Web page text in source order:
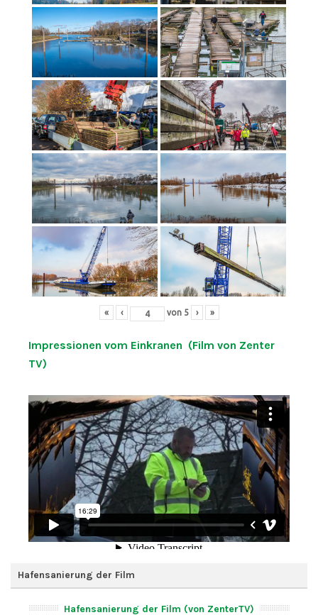
« ‹ von 5 › »
Impressionen vom Einkranen (Film von Zenter
TV)
Hafensanierung der Film
Hafensanierung der Film (von ZenterTV)